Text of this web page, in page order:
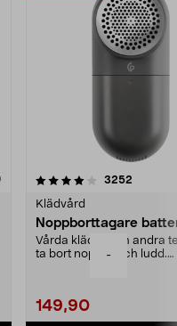
-
3252
Klädvård
Noppborttagare
Vårda kläder och andra
ta bort noppor och ludd.
149,90
4.5av 5 stjärnor